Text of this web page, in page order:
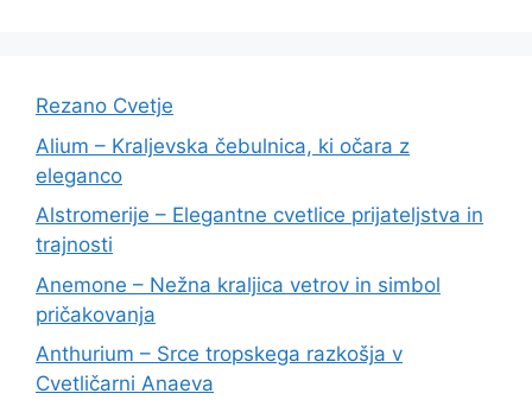
Rezano Cvetje
Alium – Kraljevska čebulnica, ki očara z
eleganco
Alstromerije – Elegantne cvetlice prijateljstva in
trajnosti
Anemone – Nežna kraljica vetrov in simbol
pričakovanja
Anthurium – Srce tropskega razkošja v
Cvetličarni Anaeva